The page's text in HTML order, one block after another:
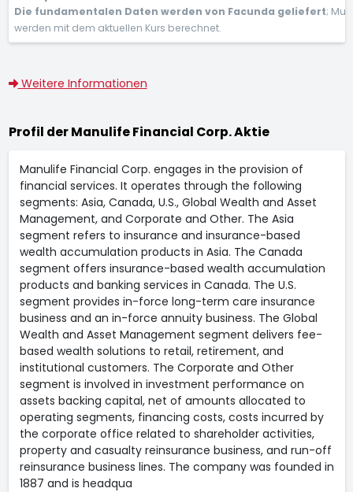
Die fundamentalen Daten werden von Facunda geliefert;
werden mit dem aktuellen Kurs berechnet.
Weitere Informationen
Profil der Manulife Financial Corp. Aktie
Manulife Financial Corp. engages in the provision of
financial services. It operates through the following
segments: Asia, Canada, U.S., Global Wealth and Asset
Management, and Corporate and Other. The Asia
segment refers to insurance and insurance-based
wealth accumulation products in Asia. The Canada
segment offers insurance-based wealth accumulation
products and banking services in Canada. The U.S.
segment provides in-force long-term care insurance
business and an in-force annuity business. The Global
Wealth and Asset Management segment delivers fee-
based wealth solutions to retail, retirement, and
institutional customers. The Corporate and Other
segment is involved in investment performance on
assets backing capital, net of amounts allocated to
operating segments, financing costs, costs incurred by
the corporate office related to shareholder activities,
property and casualty reinsurance business, and run-off
reinsurance business lines. The company was founded in
1887 and is headqua